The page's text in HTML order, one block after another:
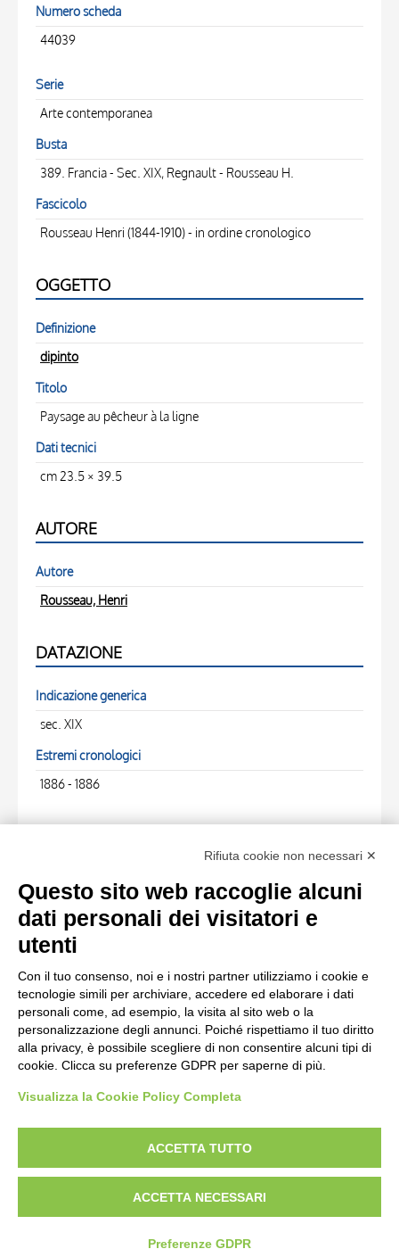
Numero scheda
44039
Serie
Arte contemporanea
Busta
389. Francia - Sec. XIX, Regnault - Rousseau H.
Fascicolo
Rousseau Henri (1844-1910) - in ordine cronologico
OGGETTO
Definizione
dipinto
Titolo
Paysage au pêcheur à la ligne
Dati tecnici
cm 23.5 × 39.5
AUTORE
Autore
Rousseau, Henri
DATAZIONE
Indicazione generica
sec. XIX
Estremi cronologici
1886 - 1886
FOTO RELATIVE
Scheda foto
Anonimo , fronte
Scheda foto
Anonimo , retro
diritto d’autore, legge 22 aprile 1941 n. 633. I diritti degli autori, degli artisti e
dei fotografi che hanno realizzato le opere e le immagini, degli enti e delle
istituzioni che ne sono proprietari, sono riservati. Si vieta quindi la
riproduzione con qualsiasi mezzo effettuata, anche per uso gratuito o
personale.
Rifiuta cookie non necessari ✕
Questo sito web raccoglie alcuni
dati personali dei visitatori e
utenti
Con il tuo consenso, noi e i nostri partner utilizziamo i cookie e
tecnologie simili per archiviare, accedere ed elaborare i dati
personali come, ad esempio, la visita al sito web o la
personalizzazione degli annunci. Poiché rispettiamo il tuo diritto
alla privacy, è possibile scegliere di non consentire alcuni tipi di
cookie. Clicca su preferenze GDPR per saperne di più.
Visualizza la Cookie Policy Completa
ACCETTA TUTTO
ACCETTA NECESSARI
Preferenze GDPR